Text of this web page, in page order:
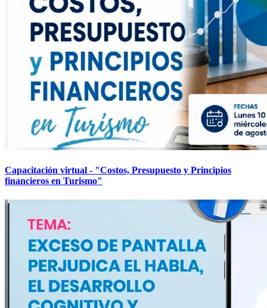
Capacitación virtual - "Costos, Presupuesto y Principios
financieros en Turismo"